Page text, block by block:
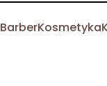
BarberKosmetyka